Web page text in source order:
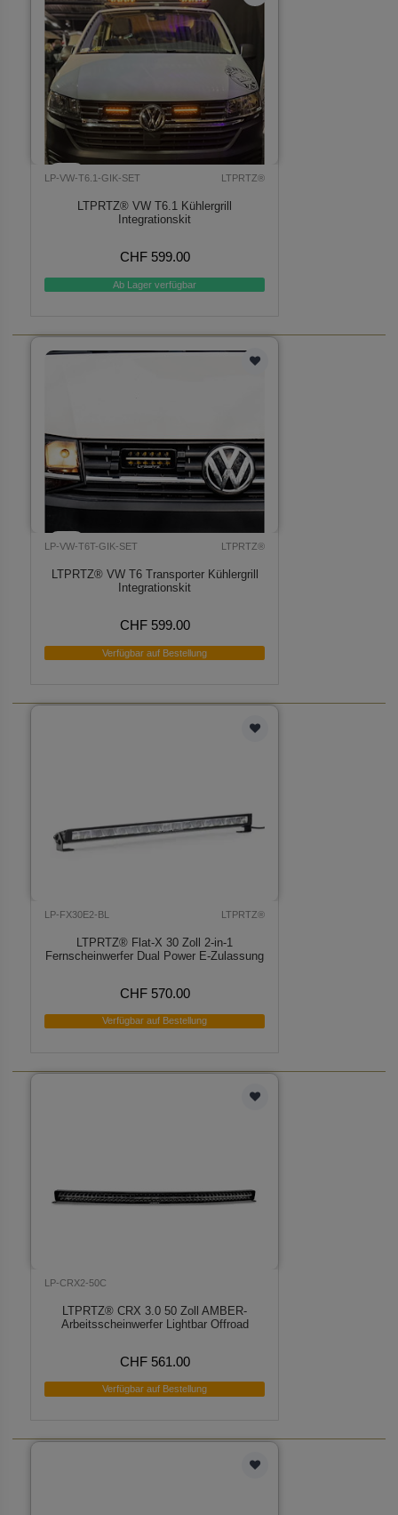
LP-VW-T6.1-GIK-SET LTPRTZ®
LTPRTZ® VW T6.1 Kühlergrill
Integrationskit
CHF 599.00
Ab Lager verfügbar
LP-VW-T6T-GIK-SET LTPRTZ®
LTPRTZ® VW T6 Transporter Kühlergrill
Integrationskit
CHF 599.00
Verfügbar auf Bestellung
LP-FX30E2-BL LTPRTZ®
LTPRTZ® Flat-X 30 Zoll 2-in-1
Fernscheinwerfer Dual Power E-Zulassung
CHF 570.00
Verfügbar auf Bestellung
LP-CRX2-50C
LTPRTZ® CRX 3.0 50 Zoll AMBER-
Arbeitsscheinwerfer Lightbar Offroad
CHF 561.00
Verfügbar auf Bestellung